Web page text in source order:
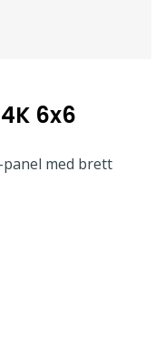
6x6
panel med brett